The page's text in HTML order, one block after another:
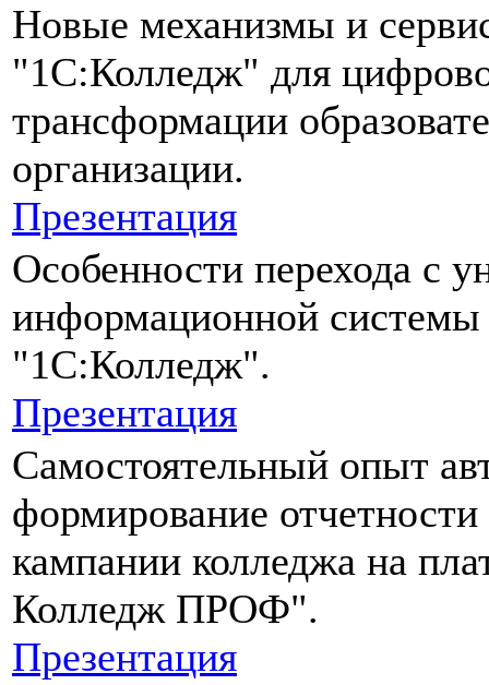
Новые механизмы и
"1С:Колледж" для
трансформации
организации.
Презентация
Особенности перехода с
информационной системы
"1С:Колледж".
Презентация
Самостоятельный опыт
формирование
кампании колледжа на
Колледж ПРОФ".
Презентация